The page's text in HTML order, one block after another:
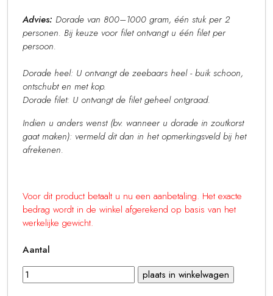
Advies: Dorade van 800–1000 gram, één stuk per 2
personen. Bij keuze voor filet ontvangt u één filet per
persoon.
Dorade heel: U ontvangt de zeebaars heel - buik schoon,
ontschubt en met kop.
Dorade filet: U ontvangt de filet geheel ontgraad.
Indien u anders wenst (bv. wanneer u dorade in zoutkorst
gaat maken): vermeld dit dan in het opmerkingsveld bij het
afrekenen.
Voor dit product betaalt u nu een aanbetaling. Het exacte
bedrag wordt in de winkel afgerekend op basis van het
werkelijke gewicht.
Aantal